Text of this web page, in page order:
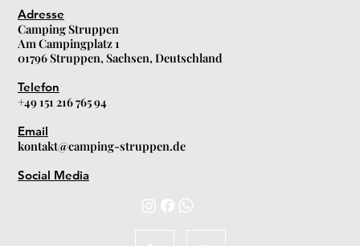
Adresse
Camping Struppen
Am Campingplatz 1
01796 Struppen, Sachsen, Deutschland
Telefon
+49 151 216 765 94
Email
kontakt@camping-struppen.de
Social Media